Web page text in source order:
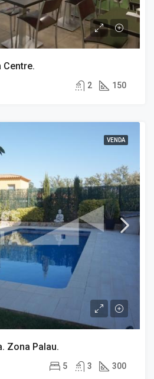
Centre.
2 150
VENDA
Zona Palau.
5 3 300